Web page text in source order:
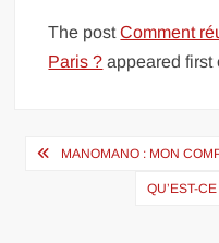
The postComment
Paris ? appeared first
Navigation
MANOMANO : MON
QU’EST-